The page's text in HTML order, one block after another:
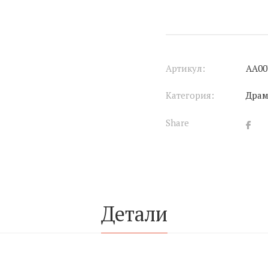
Артикул:
Категория:
Share
Детали